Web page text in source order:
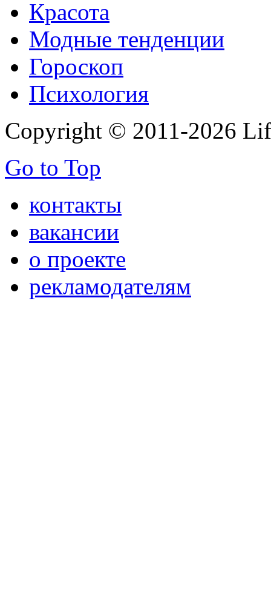
Красота
Модные тенденции
Гороскоп
Психология
Copyright © 2011-2026
Go to Top
контакты
вакансии
о проекте
рекламодателям